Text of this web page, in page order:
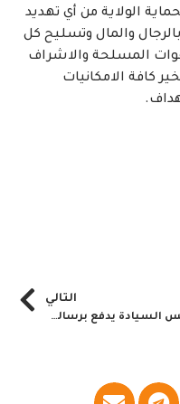
الولاية من أي تهديد
والمال وتسليح كل
المسلحة والاشراف
كافة الامكانيات
التالي
محلس السيادة يدفع برسالة شديدة اللهجه لهولاء